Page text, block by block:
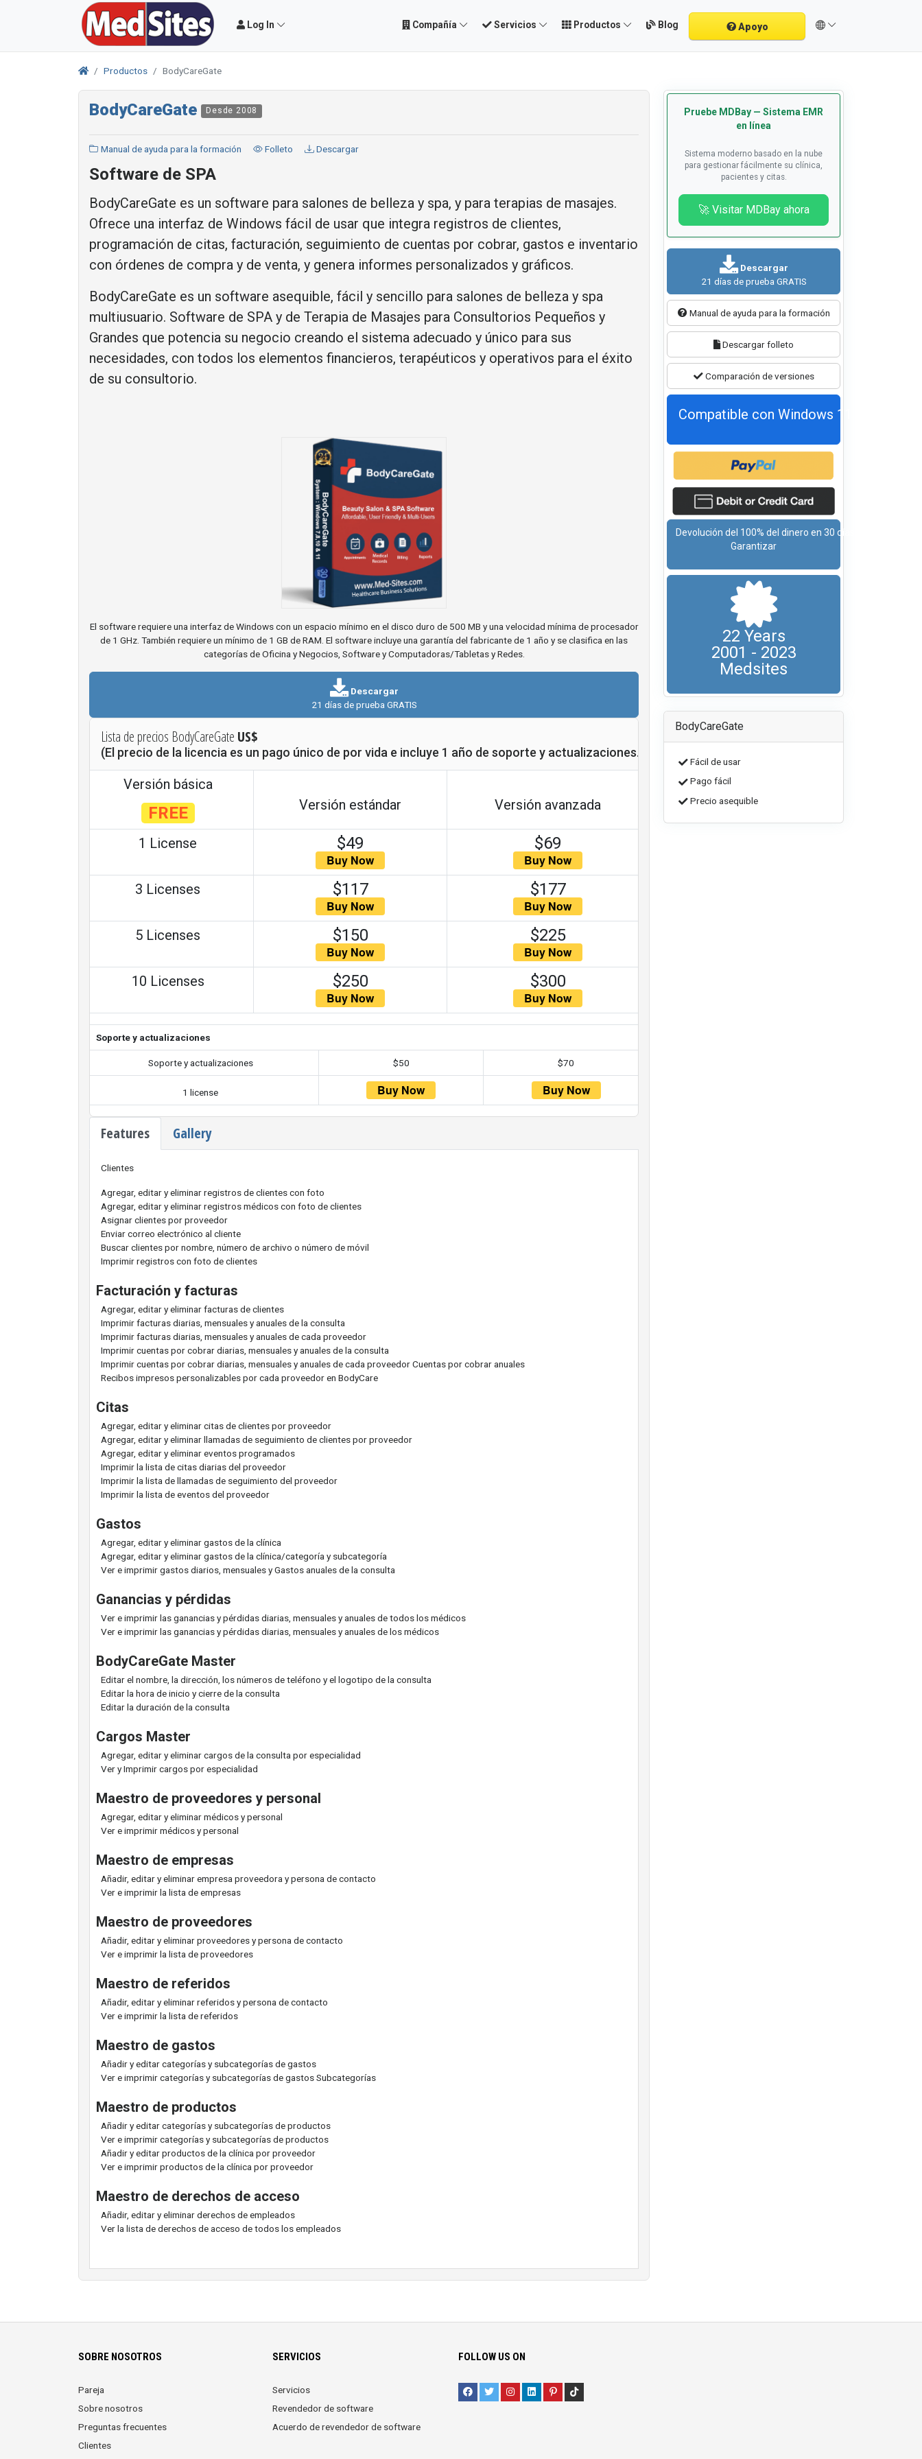
Log In Compañía Servicios Productos Blog Apoyo
Productos BodyCareGate
BodyCareGate Desde 2008
Manual de ayuda para la formación Folleto Descargar
Software de SPA
BodyCareGate es un software para salones de belleza y spa, y para terapias de masajes.
Ofrece una interfaz de Windows fácil de usar que integra registros de clientes,
programación de citas, facturación, seguimiento de cuentas por cobrar, gastos e inventario
con órdenes de compra y de venta, y genera informes personalizados y gráficos.
BodyCareGate es un software asequible, fácil y sencillo para salones de belleza y spa
multiusuario. Software de SPA y de Terapia de Masajes para Consultorios Pequeños y
Grandes que potencia su negocio creando el sistema adecuado y único para sus
necesidades, con todos los elementos financieros, terapéuticos y operativos para el éxito
de su consultorio.
El software requiere una interfaz de Windows con un espacio mínimo en el disco duro de 500 MB y una velocidad mínima de procesador
de 1 GHz. También requiere un mínimo de 1 GB de RAM. El software incluye una garantía del fabricante de 1 año y se clasifica en las
categorías de Oficina y Negocios, Software y Computadoras/Tabletas y Redes.
Descargar
21 días de prueba GRATIS
Lista de precios BodyCareGate US$
(El precio de la licencia es un pago único de por vida e incluye 1 año de soporte y actualizaciones.
Versión básica
FREE Versión estándar Versión avanzada
1 License $49 $69
3 Licenses $117 $177
5 Licenses $150 $225
10 Licenses $250 $300
Soporte y actualizaciones
Soporte y actualizaciones $50 $70
1 license
Features Gallery
Clientes
Agregar, editar y eliminar registros de clientes con foto
Agregar, editar y eliminar registros médicos con foto de clientes
Asignar clientes por proveedor
Enviar correo electrónico al cliente
Buscar clientes por nombre, número de archivo o número de móvil
Imprimir registros con foto de clientes
Facturación y facturas
Agregar, editar y eliminar facturas de clientes
Imprimir facturas diarias, mensuales y anuales de la consulta
Imprimir facturas diarias, mensuales y anuales de cada proveedor
Imprimir cuentas por cobrar diarias, mensuales y anuales de la consulta
Imprimir cuentas por cobrar diarias, mensuales y anuales de cada proveedor Cuentas por cobrar anuales
Recibos impresos personalizables por cada proveedor en BodyCare
Citas
Agregar, editar y eliminar citas de clientes por proveedor
Agregar, editar y eliminar llamadas de seguimiento de clientes por proveedor
Agregar, editar y eliminar eventos programados
Imprimir la lista de citas diarias del proveedor
Imprimir la lista de llamadas de seguimiento del proveedor
Imprimir la lista de eventos del proveedor
Gastos
Agregar, editar y eliminar gastos de la clínica
Agregar, editar y eliminar gastos de la clínica/categoría y subcategoría
Ver e imprimir gastos diarios, mensuales y Gastos anuales de la consulta
Ganancias y pérdidas
Ver e imprimir las ganancias y pérdidas diarias, mensuales y anuales de todos los médicos
Ver e imprimir las ganancias y pérdidas diarias, mensuales y anuales de los médicos
BodyCareGate Master
Editar el nombre, la dirección, los números de teléfono y el logotipo de la consulta
Editar la hora de inicio y cierre de la consulta
Editar la duración de la consulta
Cargos Master
Agregar, editar y eliminar cargos de la consulta por especialidad
Ver y Imprimir cargos por especialidad
Maestro de proveedores y personal
Agregar, editar y eliminar médicos y personal
Ver e imprimir médicos y personal
Maestro de empresas
Añadir, editar y eliminar empresa proveedora y persona de contacto
Ver e imprimir la lista de empresas
Maestro de proveedores
Añadir, editar y eliminar proveedores y persona de contacto
Ver e imprimir la lista de proveedores
Maestro de referidos
Añadir, editar y eliminar referidos y persona de contacto
Ver e imprimir la lista de referidos
Maestro de gastos
Añadir y editar categorías y subcategorías de gastos
Ver e imprimir categorías y subcategorías de gastos Subcategorías
Maestro de productos
Añadir y editar categorías y subcategorías de productos
Ver e imprimir categorías y subcategorías de productos
Añadir y editar productos de la clínica por proveedor
Ver e imprimir productos de la clínica por proveedor
Maestro de derechos de acceso
Añadir, editar y eliminar derechos de empleados
Ver la lista de derechos de acceso de todos los empleados
Pruebe MDBay — Sistema EMR
en línea
Sistema moderno basado en la nube
para gestionar fácilmente su clínica,
pacientes y citas.
🚀 Visitar MDBay ahora
Descargar
21 días de prueba GRATIS
Manual de ayuda para la formación
Descargar folleto
Comparación de versiones
Compatible con Windows 11
Devolución del 100% del dinero en 30 días
Garantizar
22 Years
2001 - 2023
Medsites
BodyCareGate
Fácil de usar
Pago fácil
Precio asequible
SOBRE NOSOTROS
Pareja
Sobre nosotros
Preguntas frecuentes
Clientes
SERVICIOS
Servicios
Revendedor de software
Acuerdo de revendedor de software
FOLLOW US ON